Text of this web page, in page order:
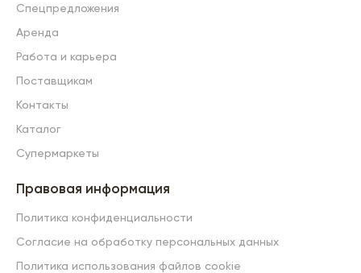
Спецпредложения
Аренда
Работа и карьера
Поставщикам
Контакты
Каталог
Супермаркеты
Правовая информация
Политика конфиденциальности
Согласие на обработку персональных данных
Политика использования файлов cookie